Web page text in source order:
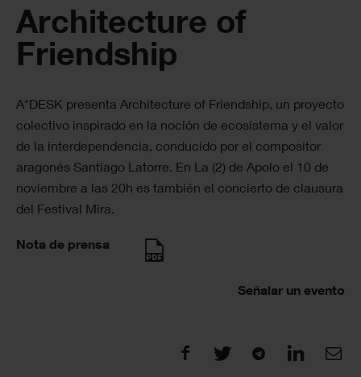
Architecture of
Friendship
A*DESK presenta Architecture of Friendship, un proyecto
colectivo inspirado en la noción de ecosistema y el valor
de la interdependencia, conducido por el compositor
aragonés Santiago Latorre. En La (2) de Apolo el 10 de
noviembre a las 20h es también el concierto de clausura
del Festival Mira.
Nota de prensa
Señalar un evento